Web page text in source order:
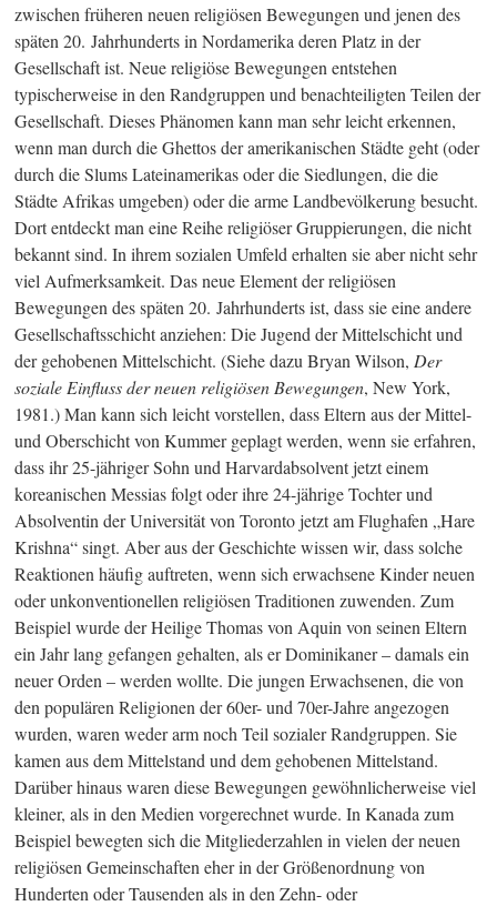
zwischen früheren neuen religiösen Bewegungen und jenen des
späten 20. Jahrhunderts in Nordamerika deren Platz in der
Gesellschaft ist. Neue religiöse Bewegungen entstehen
typischerweise in den Randgruppen und benachteiligten Teilen der
Gesellschaft. Dieses Phänomen kann man sehr leicht erkennen,
wenn man durch die Ghettos der amerikanischen Städte geht (oder
durch die Slums Lateinamerikas oder die Siedlungen, die die
Städte Afrikas umgeben) oder die arme Landbevölkerung besucht.
Dort entdeckt man eine Reihe religiöser Gruppierungen, die nicht
bekannt sind. In ihrem sozialen Umfeld erhalten sie aber nicht sehr
viel Aufmerksamkeit. Das neue Element der religiösen
Bewegungen des späten 20. Jahrhunderts ist, dass sie eine andere
Gesellschaftsschicht anziehen: Die Jugend der Mittelschicht und
der gehobenen Mittelschicht. (Siehe dazu Bryan Wilson, Der
soziale Einfluss der neuen religiösen Bewegungen, New York,
1981.) Man kann sich leicht vorstellen, dass Eltern aus der Mittel-
und Oberschicht von Kummer geplagt werden, wenn sie erfahren,
dass ihr 25-jähriger Sohn und Harvardabsolvent jetzt einem
koreanischen Messias folgt oder ihre 24-jährige Tochter und
Absolventin der Universität von Toronto jetzt am Flughafen „Hare
Krishna“ singt. Aber aus der Geschichte wissen wir, dass solche
Reaktionen häufig auftreten, wenn sich erwachsene Kinder neuen
oder unkonventionellen religiösen Traditionen zuwenden. Zum
Beispiel wurde der Heilige Thomas von Aquin von seinen Eltern
ein Jahr lang gefangen gehalten, als er Dominikaner – damals ein
neuer Orden – werden wollte. Die jungen Erwachsenen, die von
den populären Religionen der 60er- und 70er-Jahre angezogen
wurden, waren weder arm noch Teil sozialer Randgruppen. Sie
kamen aus dem Mittelstand und dem gehobenen Mittelstand.
Darüber hinaus waren diese Bewegungen gewöhnlicherweise viel
kleiner, als in den Medien vorgerechnet wurde. In Kanada zum
Beispiel bewegten sich die Mitgliederzahlen in vielen der neuen
religiösen Gemeinschaften eher in der Größenordnung von
Hunderten oder Tausenden als in den Zehn- oder